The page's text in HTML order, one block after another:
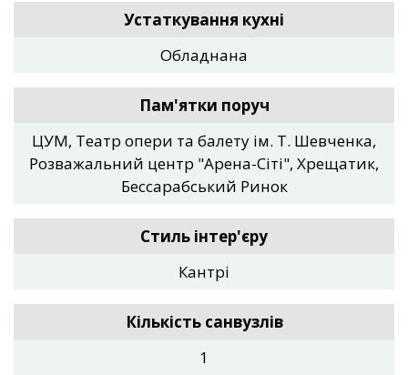
Устаткування кухні
Обладнана
Пам'ятки поруч
ЦУМ, Театр опери та балету ім. Т. Шевченка,
Розважальний центр "Арена-Сіті", Хрещатик,
Бессарабський Ринок
Стиль інтер'єру
Кантрі
Кількість санвузлів
1